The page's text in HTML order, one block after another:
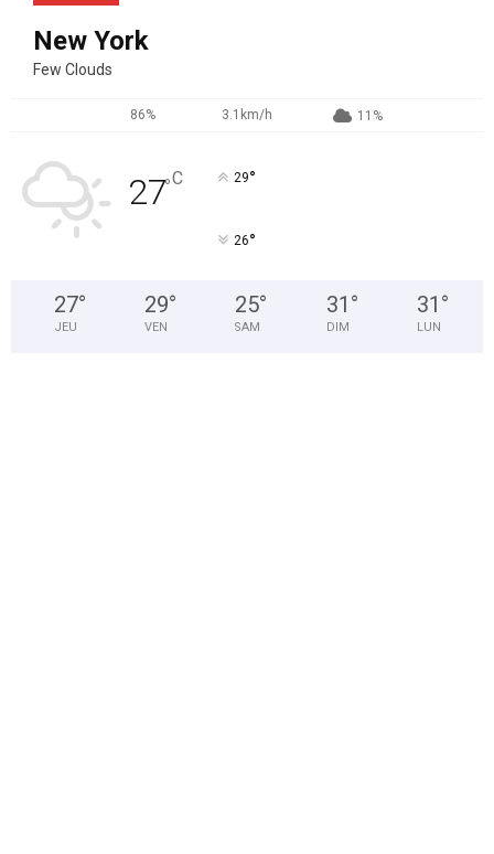
New York
Few Clouds
86% 3.1km/h 11%
27°C 29°
26°
27°
JEU
29°
VEN
25°
SAM
31 °
DIM
31 °
LUN